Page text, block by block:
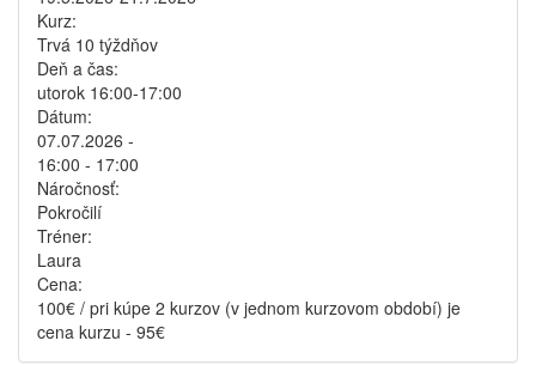
Kurz:
Trvá 10 týždňov
Deň a čas:
utorok 16:00-17:00
Dátum:
07.07.2026 -
16:00 - 17:00
Náročnosť:
Pokročilí
Tréner:
Laura
Cena:
100€ / pri kúpe 2 kurzov (v jednom kurzovom období) je
cena kurzu - 95€